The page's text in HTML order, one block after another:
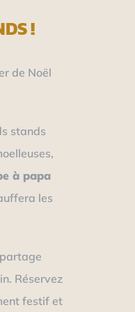
!
de Noël
stands
à papa
les
Réservez
festif et